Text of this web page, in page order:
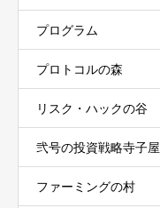
プログラム
プロトコルの森
リスク・ハックの谷
弐号の投資戦略寺子屋
ファーミングの村